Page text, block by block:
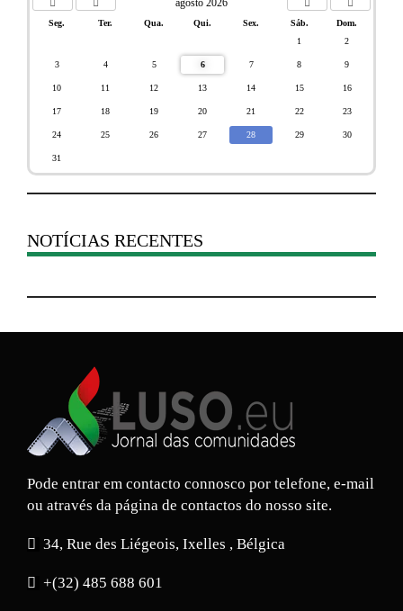
Seg. Ter. Qua. Qui. Sex. Sáb.
Dom.
1
2
3 4 5 6 7 8 9
10 11 12 13 14 15 16
17 18 19 20 21 22 23
24 25 26 27 28 29 30
31
NOTÍCIAS RECENTES
Pode entrar em contacto connosco por telefone, e-mail
ou através da página de contactos do nosso site.
34, Rue des Liégeois, Ixelles , Bélgica
+(32) 485 688 601